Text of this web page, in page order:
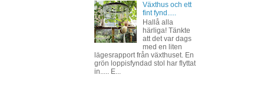
Växthus och ett
fint fynd.....
Hallå alla
härliga! Tänkte
att det var dags
med en liten
lägesrapport från växthuset. En
grön loppisfyndad stol har flyttat
in..... E...